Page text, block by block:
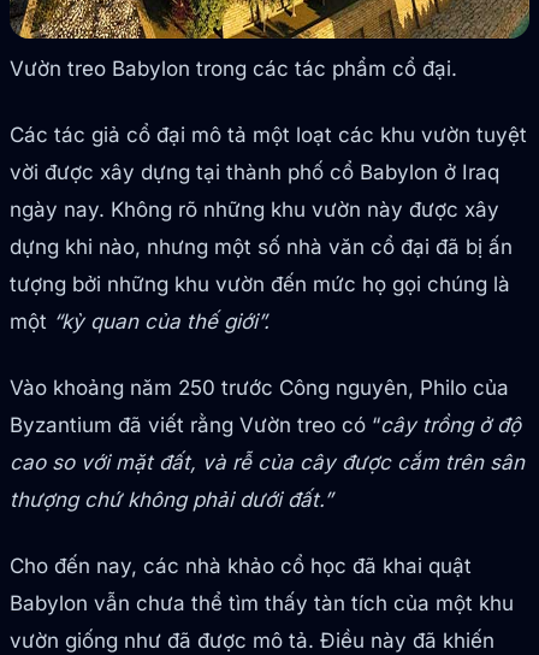
Vườn treo Babylon trong các tác phẩm cổ đại.
Các tác giả cổ đại mô tả một loạt các khu vườn tuyệt
vời được xây dựng tại thành phố cổ Babylon ở Iraq
ngày nay. Không rõ những khu vườn này được xây
dựng khi nào, nhưng một số nhà văn cổ đại đã bị ấn
tượng bởi những khu vườn đến mức họ gọi chúng là
một “kỳ quan của thế giới”.
Vào khoảng năm 250 trước Công nguyên, Philo của
Byzantium đã viết rằng Vườn treo có “cây trồng ở độ
cao so với mặt đất, và rễ của cây được cắm trên sân
thượng chứ không phải dưới đất.”
Cho đến nay, các nhà khảo cổ học đã khai quật
Babylon vẫn chưa thể tìm thấy tàn tích của một khu
vườn giống như đã được mô tả. Điều này đã khiến